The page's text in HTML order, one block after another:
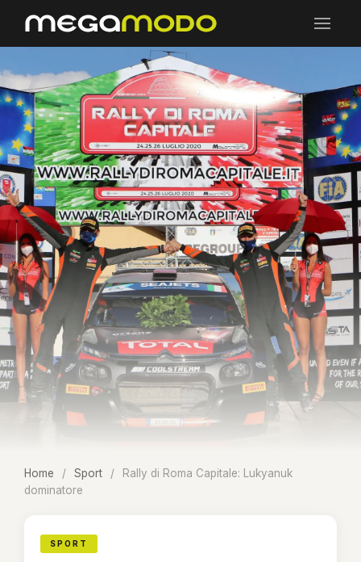
Home / Sport /
Rally di Roma Capitale: Lukyanuk
dominatore
SPORT